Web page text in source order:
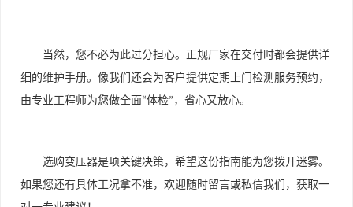
当然，您不必为此过分担心。正规厂家在交付时都会提供详
细的维护手册。像我们还会为客户提供定期上门检测服务预约，
由专业工程师为您做全面“体检” ，省心又放心。
选购变压器是项关键决策，希望这份指南能为您拨开迷雾。
如果您还有具体工况拿不准，欢迎随时留言或私信我们，获取一